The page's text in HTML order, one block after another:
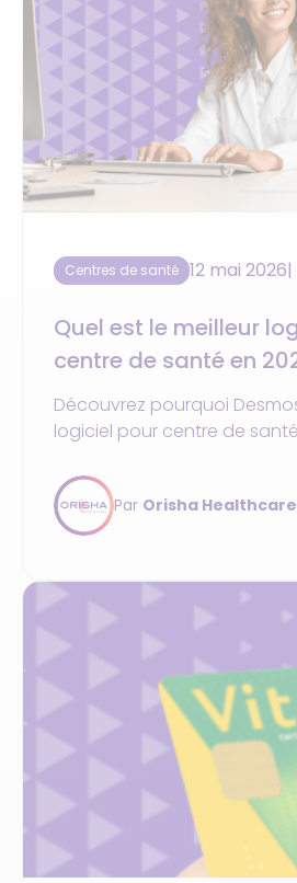
Centres de santé 12 mai 2026
Quel est le meilleur
centre de santé en
sur la gestion et le
Découvrez pourquoi
logiciel pour centre de
+8000 utilisateurs au
Ségur tout-en-un.
Par Orisha Healthcare